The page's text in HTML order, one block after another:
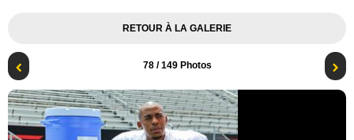
RETOUR À LA GALERIE
78/ 149 Photos